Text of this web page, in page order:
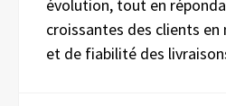
évolution, tout en
croissantes des clients
et de fiabilité des